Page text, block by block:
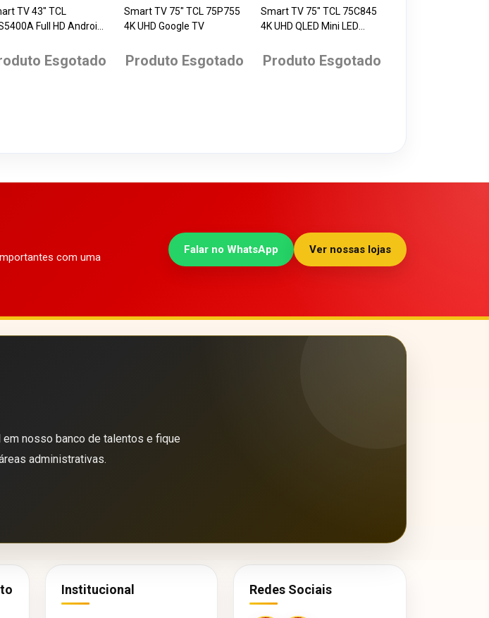
TV 43" TCL
Full HD Android
Esgotado
Smart TV 75" TCL 75P755
4K UHD Google TV
Produto Esgotado
Smart TV 75" TCL 75C845
4K UHD QLED Mini LED
Gaming
Produto Esgotado
com uma
Falar no WhatsApp Ver nossas lojas
nosso banco de talentos e fique
administrativas.
Institucional Redes Sociais